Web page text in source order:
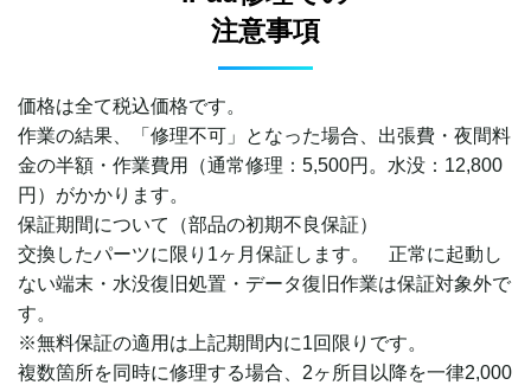
注意事項
価格は全て税込価格です。
作業の結果、「修理不可」となった場合、出張費・夜間料
金の半額・作業費用（通常修理：5,500円。水没：12,800
円）がかかります。
保証期間について（部品の初期不良保証）
交換したパーツに限り1ヶ月保証します。 正常に起動し
ない端末・水没復旧処置・データ復旧作業は保証対象外で
す。
※無料保証の適用は上記期間内に1回限りです。
複数箇所を同時に修理する場合、2ヶ所目以降を一律2,000